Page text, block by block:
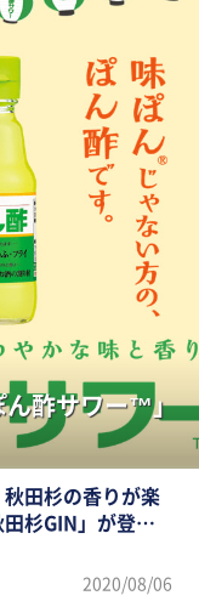
ん酢サワー™」
田杉の香りが楽
杉GIN」が登
2020/08/06